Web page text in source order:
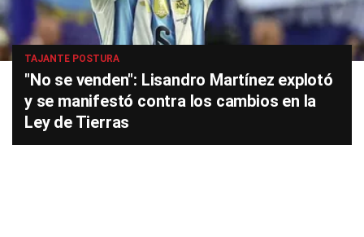
TAJANTE POSTURA
"No se venden": Lisandro Martínez explotó
y se manifestó contra los cambios en la
Ley de Tierras